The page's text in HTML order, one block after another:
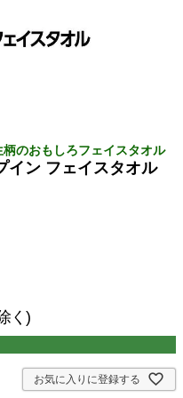
のおもしろフェイスタオル
イン フェイスタオル
く)
お気に入りに登録する